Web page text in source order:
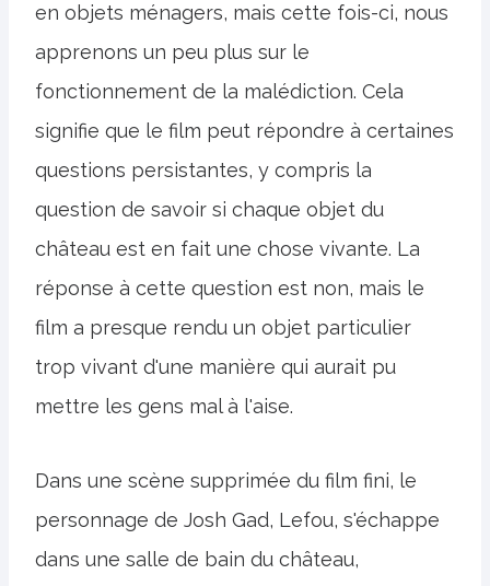
en objets ménagers, mais cette fois-ci, nous
apprenons un peu plus sur le
fonctionnement de la malédiction. Cela
signifie que le film peut répondre à certaines
questions persistantes, y compris la
question de savoir si chaque objet du
château est en fait une chose vivante. La
réponse à cette question est non, mais le
film a presque rendu un objet particulier
trop vivant d'une manière qui aurait pu
mettre les gens mal à l'aise.
Dans une scène supprimée du film fini, le
personnage de Josh Gad, Lefou, s'échappe
dans une salle de bain du château,